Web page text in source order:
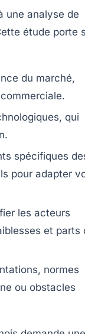
une analyse de
étude porte
du marché,
qui
spécifiques
pour adapter
les acteurs
et parts
normes
ou obstacles